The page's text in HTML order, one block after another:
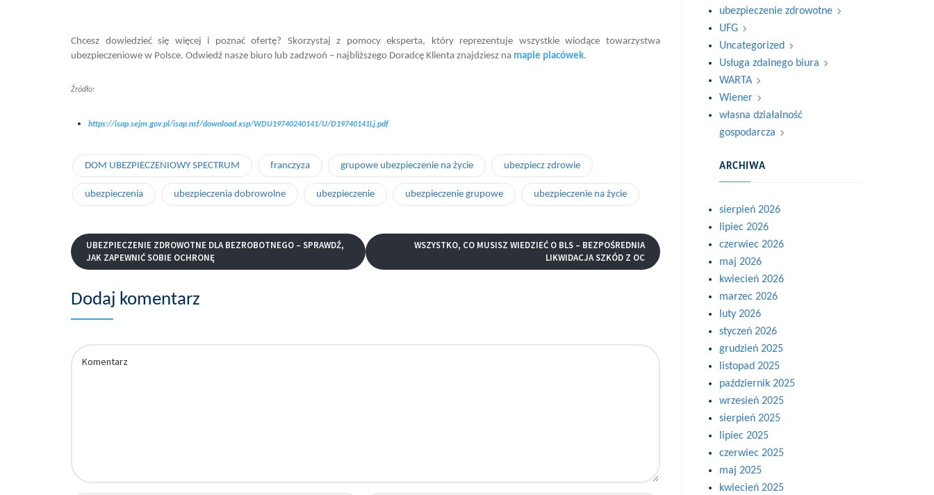
Chcesz dowiedzieć się więcej i poznać ofertę? Skorzystaj z pomocy eksperta, który reprezentuje wszystkie wiodące towarzystwa
ubezpieczeniowe w Polsce. Odwiedź nasze biuro lub zadzwoń – najbliższego Doradcę Klienta znajdziesz na mapie placówek.
Źródło:
https://isap.sejm.gov.pl/isap.nsf/download.xsp/WDU19740240141/U/D19740141Lj.pdf
DOM UBEZPIECZENIOWY SPECTRUM franczyza grupowe ubezpieczenie na życie ubezpiecz zdrowie
ubezpieczenia ubezpieczenia dobrowolne ubezpieczenie ubezpieczenie grupowe ubezpieczenie na życie
UBEZPIECZENIE ZDROWOTNE DLA BEZROBOTNEGO – SPRAWDŹ,
JAK ZAPEWNIĆ SOBIE OCHRONĘ
WSZYSTKO, CO MUSISZ WIEDZIEĆ O BLS – BEZPOŚREDNIA
LIKWIDACJA SZKÓD Z OC
Dodaj komentarz
ubezpieczenie zdrowotne
UFG
Uncategorized
Usługa zdalnego biura
WARTA
Wiener
własna działalność
gospodarcza
ARCHIWA
sierpień 2026
lipiec 2026
czerwiec 2026
maj 2026
kwiecień 2026
marzec 2026
luty 2026
styczeń 2026
grudzień 2025
listopad 2025
październik 2025
wrzesień 2025
sierpień 2025
lipiec 2025
czerwiec 2025
maj 2025
kwiecień 2025